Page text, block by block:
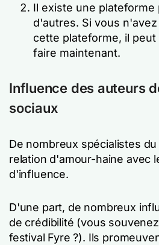
Il existe une plateforme
d'autres. Si vous
cette plateforme, il
faire maintenant.
Influence des auteurs
sociaux
De nombreux spécialistes
relation d'amour-haine avec
d'influence.
D'une part, de nombreux
de crédibilité (vous
festival Fyre ?). Ils